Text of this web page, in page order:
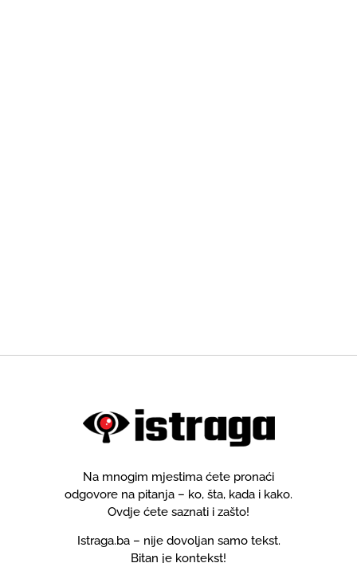
Na mnogim mjestima ćete pronaći
odgovore na pitanja – ko, šta, kada i kako.
Ovdje ćete saznati i zašto!
Istraga.ba – nije dovoljan samo tekst.
Bitan je kontekst!